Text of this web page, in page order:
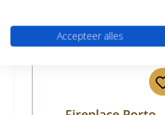
Accepteer alles